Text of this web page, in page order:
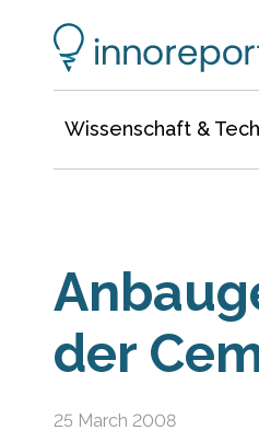
Wissenschaft &
der
25 March 2008